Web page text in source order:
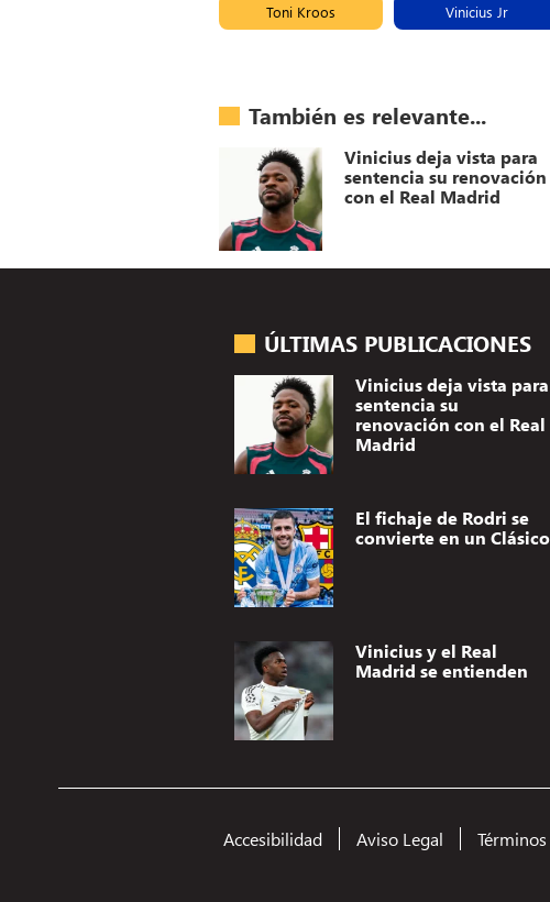
Toni Kroos Vinicius Jr
También es relevante...
Vinicius deja vista para
sentencia su renovación
con el Real Madrid
ÚLTIMAS PUBLICACIONES
Vinicius deja vista para
sentencia su
renovación con el Real
Madrid
El fichaje de Rodri se
convierte en un Clásico
Vinicius y el Real
Madrid se entienden
Accesibilidad Aviso Legal